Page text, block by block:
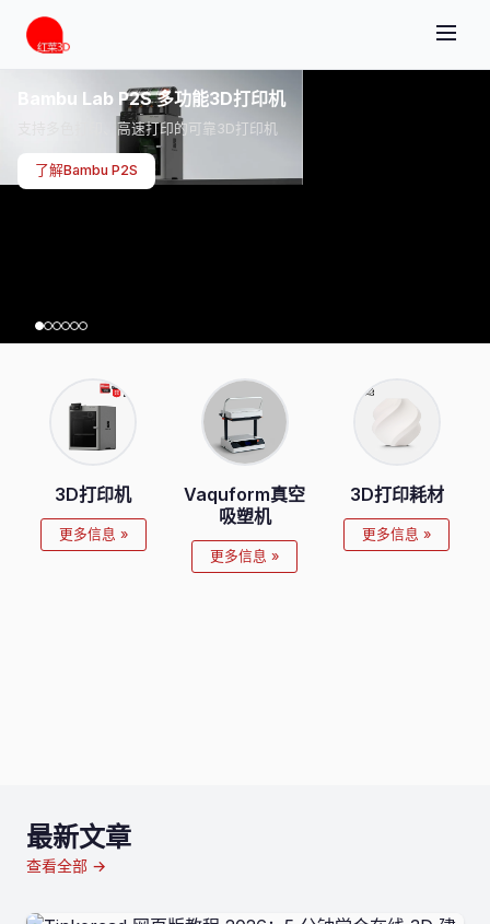
Bambu Lab P2S 多功能3D打印机
支持多色打印、高速打印的可靠3D打印机
了解Bambu P2S
3D打印机
更多信息 »
Vaquform真空
吸塑机
更多信息 »
3D打印耗材
更多信息 »
最新文章
查看全部 →